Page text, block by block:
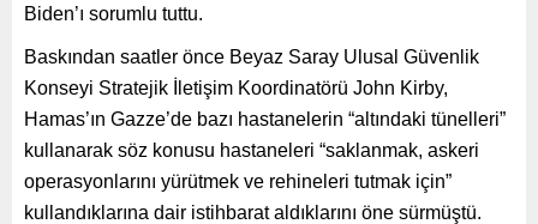
Biden’ı sorumlu tuttu.
Baskından saatler önce Beyaz Saray Ulusal Güvenlik
Konseyi Stratejik İletişim Koordinatörü John Kirby,
Hamas’ın Gazze’de bazı hastanelerin “altındaki tünelleri”
kullanarak söz konusu hastaneleri “saklanmak, askeri
operasyonlarını yürütmek ve rehineleri tutmak için”
kullandıklarına dair istihbarat aldıklarını öne sürmüştü.